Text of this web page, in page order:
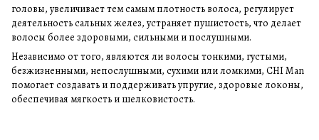
головы, увеличивает тем самым плотность волоса, регулирует
деятельность сальных желез, устраняет пушистость, что делает
волосы более здоровыми, сильными и послушными.
Независимо от того, являются ли волосы тонкими, густыми,
безжизненными, непослушными, сухими или ломкими, CHI Man
помогает создавать и поддерживать упругие, здоровые локоны,
обеспечивая мягкость и шелковистость.